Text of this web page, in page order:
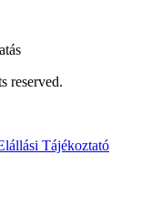
reserved.
Tájékoztató